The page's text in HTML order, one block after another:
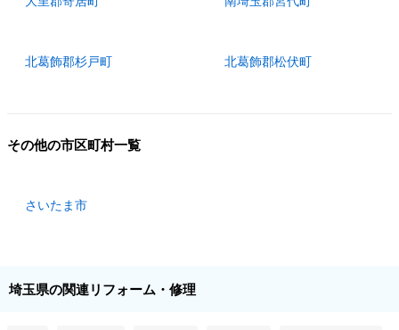
北葛飾郡杉戸町 北葛飾郡松伏町
その他の市区町村一覧
さいたま市
埼玉県の関連リフォーム・修理